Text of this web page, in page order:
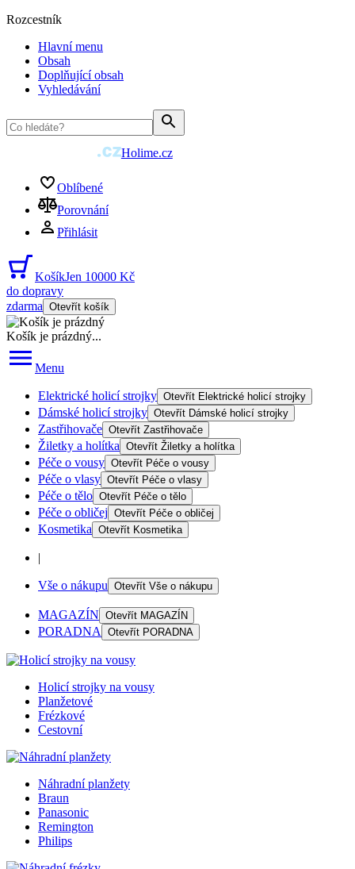
Rozcestník
Hlavní menu
Obsah
Doplňující obsah
Vyhledávání
Holime.cz
Oblíbené
Porovnání
Přihlásit
KošíkJen 10000 Kč
do dopravy
zdarma Otevřít košík
Košík je prázdný...
Menu
Elektrické holicí strojky Otevřít Elektrické holicí strojky
Dámské holicí strojky Otevřít Dámské holicí strojky
Zastřihovače Otevřít Zastřihovače
Žiletky a holítka Otevřít Žiletky a holítka
Péče o vousy Otevřít Péče o vousy
Péče o vlasy Otevřít Péče o vlasy
Péče o tělo Otevřít Péče o tělo
Péče o obličej Otevřít Péče o obličej
Kosmetika Otevřít Kosmetika
|
Vše o nákupu Otevřít Vše o nákupu
MAGAZÍN Otevřít MAGAZÍN
PORADNA Otevřít PORADNA
Holicí strojky na vousy
Planžetové
Frézkové
Cestovní
Náhradní planžety
Braun
Panasonic
Remington
Philips